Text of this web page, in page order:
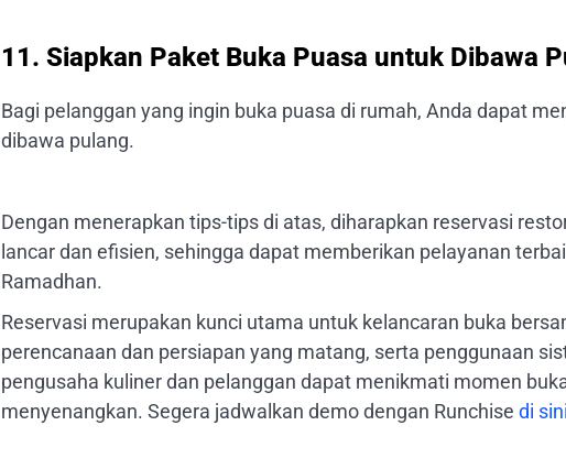
11. Siapkan Paket Buka Puasa untuk Dibawa
Bagi pelanggan yang ingin buka puasa di rumah, Anda dapat
dibawa pulang.
Dengan menerapkan tips-tips di atas, diharapkan reservasi
lancar dan efisien, sehingga dapat memberikan pelayanan
Ramadhan.
Reservasi merupakan kunci utama untuk kelancaran buka
perencanaan dan persiapan yang matang, serta penggunaan
pengusaha kuliner dan pelanggan dapat menikmati momen
menyenangkan. Segera jadwalkan demo dengan Runchise di sini